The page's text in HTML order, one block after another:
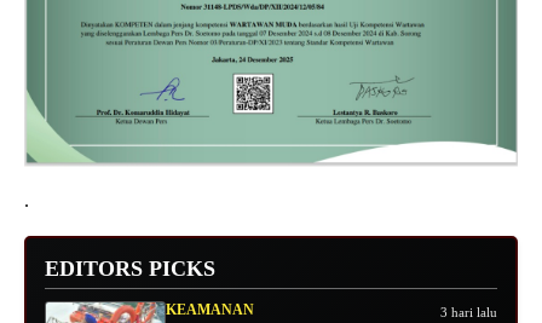
.
EDITORS PICKS
KEAMANAN 3 hari lalu